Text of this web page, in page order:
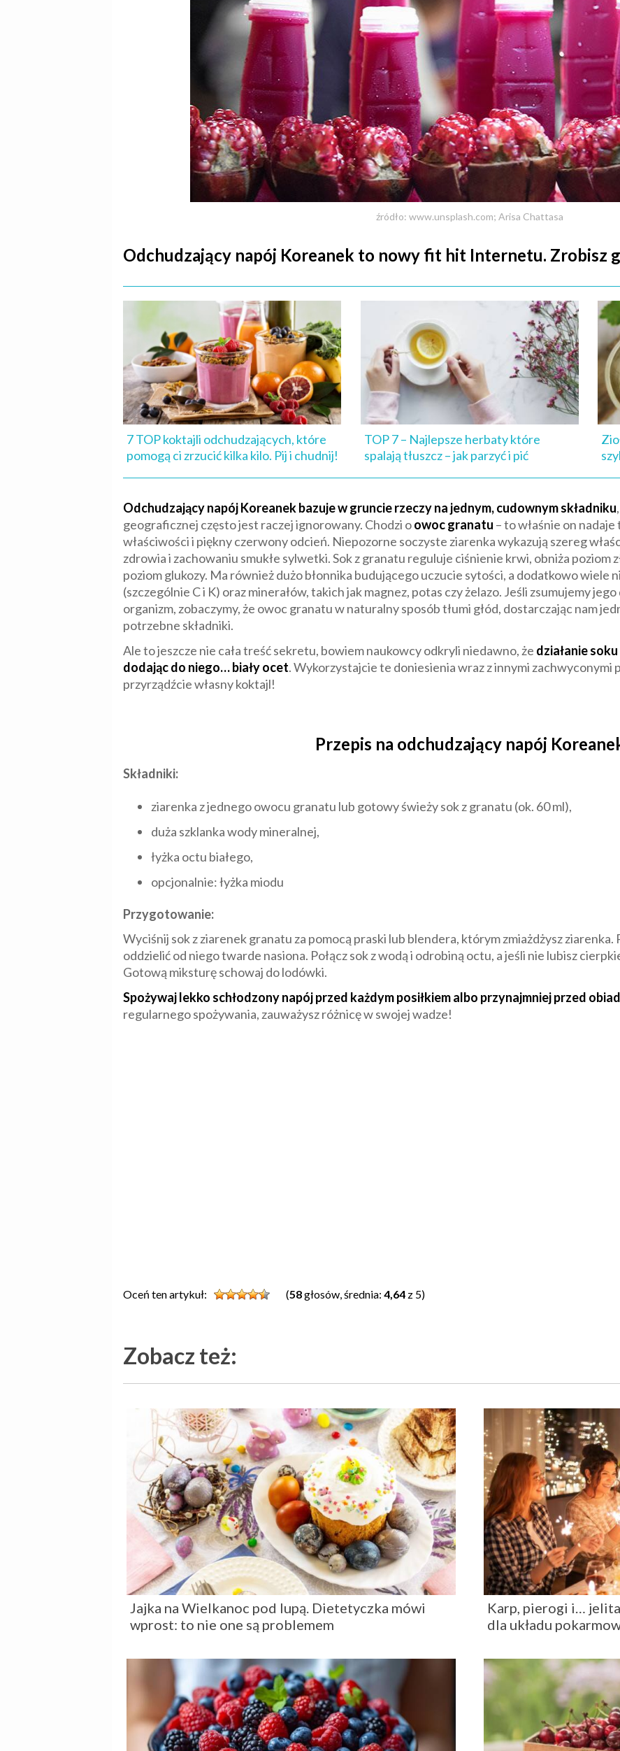
źródło: www.unsplash.com; Arisa Chattasa
Odchudzający napój Koreanek to nowy fit hit Internetu. Zrobisz
7 TOP koktajli odchudzających, które
pomogą ci zrzucić kilka kilo. Pij i chudnij!
TOP 7 – Najlepsze herbaty które
spalają tłuszcz – jak parzyć i pić
Odchudzający napój Koreanek bazuje w gruncie rzeczy na jednym, cudownym składniku
geograficznej często jest raczej ignorowany. Chodzi oowoc granatu – to właśnie on
właściwości i piękny czerwony odcień. Niepozorne soczyste ziarenka wykazują szereg
zdrowia i zachowaniu smukłe sylwetki. Sok z granatu reguluje ciśnienie krwi, obniża poziom
poziom glukozy. Ma również dużo błonnika budującego uczucie sytości, a dodatkowo wiele
(szczególnie C i K) oraz minerałów, takich jak magnez, potas czy żelazo. Jeśli zsumujemy
organizm, zobaczymy, że owoc granatu w naturalny sposób tłumi głód, dostarczając nam
potrzebne składniki.
Ale to jeszcze nie cała treść sekretu, bowiem naukowcy odkryli niedawno, że działanie
dodając do niego… biały ocet. Wykorzystajcie te doniesienia wraz z innymi zachwyconymi
przyrządźcie własny koktajl!
Przepis na odchudzający napój
Składniki:
ziarenka z jednego owocu granatu lub gotowy świeży sok z granatu (ok. 60 ml),
duża szklanka wody mineralnej,
łyżka octu białego,
opcjonalnie: łyżka miodu
Przygotowanie:
Wyciśnij sok z ziarenek granatu za pomocą praski lub blendera, którym zmiażdżysz ziarenka.
oddzielić od niego twarde nasiona. Połącz sok z wodą i odrobiną octu, a jeśli nie lubisz
Gotową miksturę schowaj do lodówki.
Spożywaj lekko schłodzony napój przed każdym posiłkiem albo przynajmniej przed
regularnego spożywania, zauważysz różnicę w swojej wadze!
Oceń ten artykuł: (58głosów, średnia: 4,64 z 5)
Zobacz też:
Jajka na Wielkanoc pod lupą. Dietetyczka mówi
wprost: to nie one są problemem
Karp, pierogi i…
dla układu